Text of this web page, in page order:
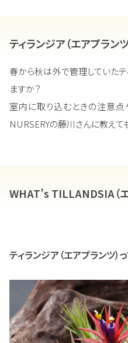
ティランジア（エアプラン
春から秋は外で管理していたテ
ますか？
室内に取り込むときの注意点
NURSERYの藤川さんに教えて
WHAT’s TILLANDSIA（エ
ティランジア（エアプランツ）